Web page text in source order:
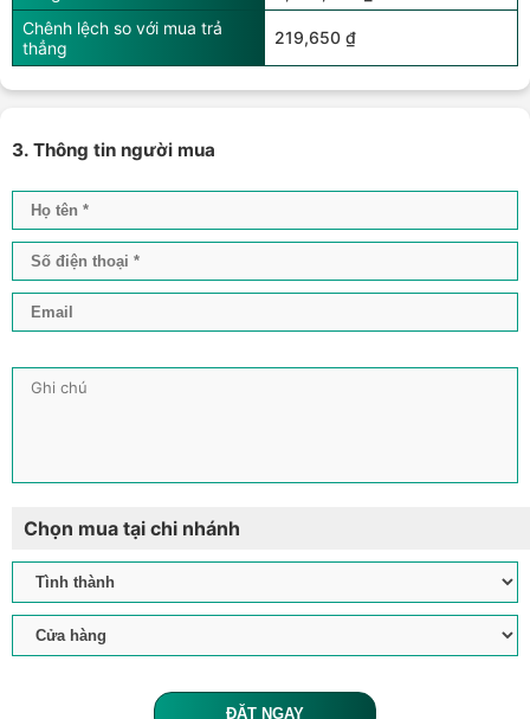
Chênh lệch so với mua trả
thẳng
219,650 ₫
3. Thông tin người mua
Chọn mua tại chi nhánh
ĐẶT NGAY